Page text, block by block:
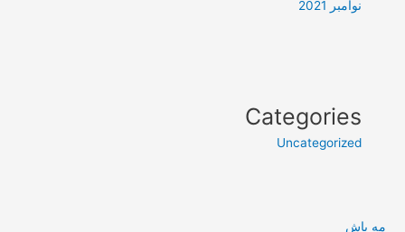
نوامبر 2021
Categories
Uncategorized
مه پاش